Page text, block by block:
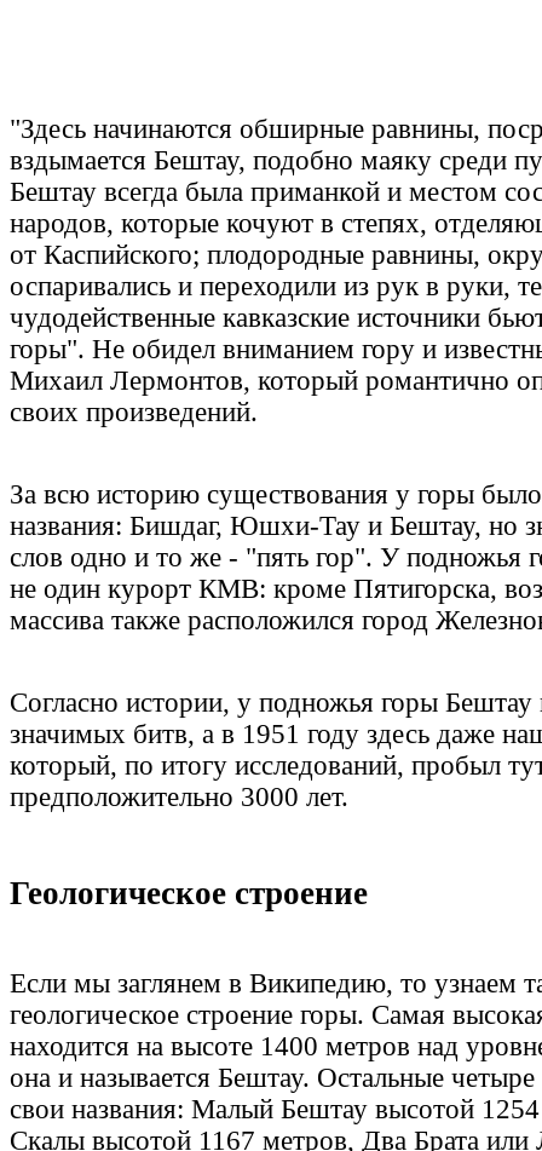
"Здесь начинаются обширные равнины,
вздымается Бештау, подобно маяку среди
Бештау всегда была приманкой и местом
народов, которые кочуют в степях,
от Каспийского; плодородные равнины,
оспаривались и переходили из рук в руки,
чудодейственные кавказские источники
горы". Не обидел вниманием гору и
Михаил Лермонтов, который романтично
своих произведений.
За всю историю существования у горы было
названия: Бишдаг, Юшхи-Тау и Бештау, но
слов одно и то же - "пять гор". У подножья
не один курорт КМВ: кроме Пятигорска,
массива также расположился город
Согласно истории, у подножья горы
значимых битв, а в 1951 году здесь даже
который, по итогу исследований, пробыл
предположительно 3000 лет.
Геологическое строение
Если мы заглянем в Википедию, то узнаем
геологическое строение горы. Самая
находится на высоте 1400 метров над
она и называется Бештау. Остальные
свои названия: Малый Бештау высотой
Скалы высотой 1167 метров, Два Брата